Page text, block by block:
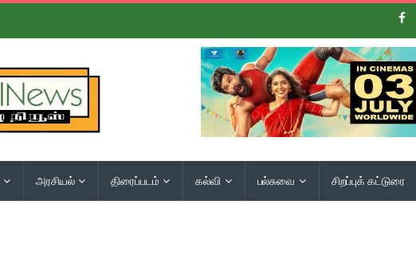
அரசியல் திரைப்படம் கல்வி பல்சுவை சிறப்புக் கட்டுரை